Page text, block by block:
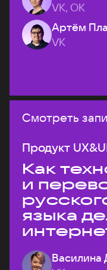
VK, ОК
Артём
VK
Смотреть
Продукт
Как
и
языка
Василина